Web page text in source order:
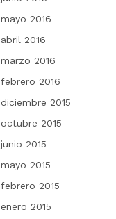
mayo 2016
abril 2016
marzo 2016
febrero 2016
diciembre 2015
octubre 2015
junio 2015
mayo 2015
febrero 2015
enero 2015